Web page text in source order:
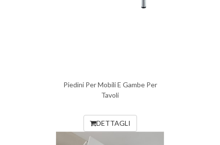
Piedini Per Mobili E Gambe Per
Tavoli
DETTAGLI